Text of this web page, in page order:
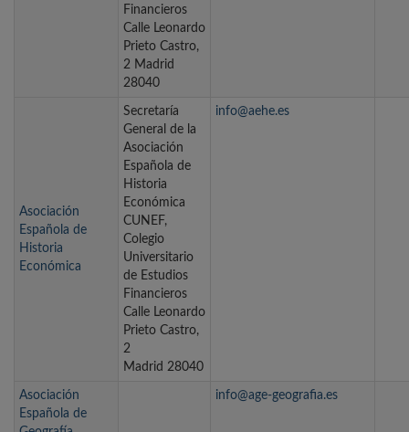
Financieros
Calle Leonardo
Prieto Castro,
2 Madrid
28040
Asociación
Española de
Historia
Económica
Secretaría
General de la
Asociación
Española de
Historia
Económica
CUNEF,
Colegio
Universitario
de Estudios
Financieros
Calle Leonardo
Prieto Castro,
2
Madrid 28040
info@aehe.es
Asociación
Española de
info@age-geografia.es